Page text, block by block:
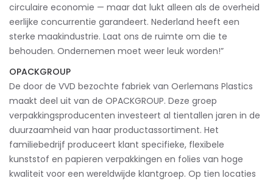
circulaire economie — maar dat lukt alleen als de overheid
eerlijke concurrentie garandeert. Nederland heeft een
sterke maakindustrie. Laat ons de ruimte om die te
behouden. Ondernemen moet weer leuk worden!”
OPACKGROUP
De door de VVD bezochte fabriek van Oerlemans Plastics
maakt deel uit van de OPACKGROUP. Deze groep
verpakkingsproducenten investeert al tientallen jaren in de
duurzaamheid van haar productassortiment. Het
familiebedrijf produceert klant specifieke, flexibele
kunststof en papieren verpakkingen en folies van hoge
kwaliteit voor een wereldwijde klantgroep. Op tien locaties